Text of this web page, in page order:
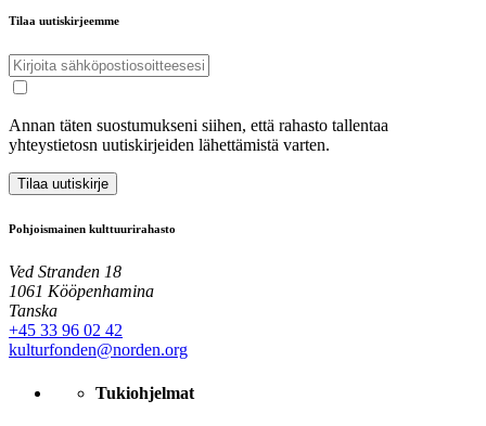
Tilaa uutiskirjeemme
Annan täten suostumukseni siihen, että rahasto tallentaa
yhteystietosn uutiskirjeiden lähettämistä varten.
Tilaa uutiskirje
Pohjoismainen kulttuurirahasto
Ved Stranden 18
1061 Kööpenhamina
Tanska
+45 33 96 02 42
kulturfonden@norden.org
Tukiohjelmat